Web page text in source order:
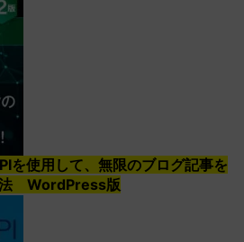
を使用して、無限のブログ記事を
法 WordPress版